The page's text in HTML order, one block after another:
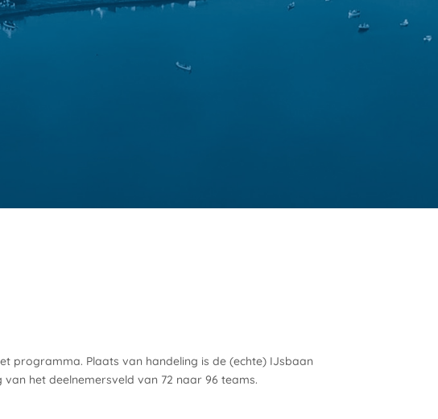
programma. Plaats van handeling is de (echte) IJsbaan
het deelnemersveld van 72 naar 96 teams.